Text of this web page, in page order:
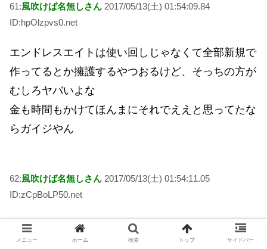
61:風吹けば名無しさん 2017/05/13(土) 01:54:09.84
ID:hpOlzpvs0.net
エンドレスエイトは使い回しじゃなくて全部新規で
作ってるとか擁護するやつおるけど、そっちの方が
むしろヤバいよな
金も時間もかけてほんまにそれでええと思ってたな
らガイジやん
62:風吹けば名無しさん 2017/05/13(土) 01:54:11.05
ID:zCpBoLP50.net
キョンが朝比奈さんに必死に分かってもらおうと必
至になるところが辛い
メニュー ホーム 検索 トップ サイドバー